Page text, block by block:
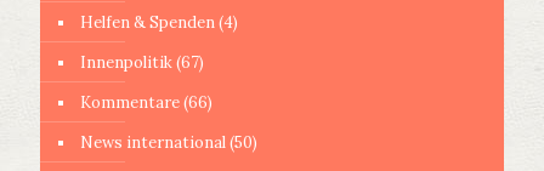
Helfen & Spenden(4)
Innenpolitik(67)
Kommentare(66)
News international(50)